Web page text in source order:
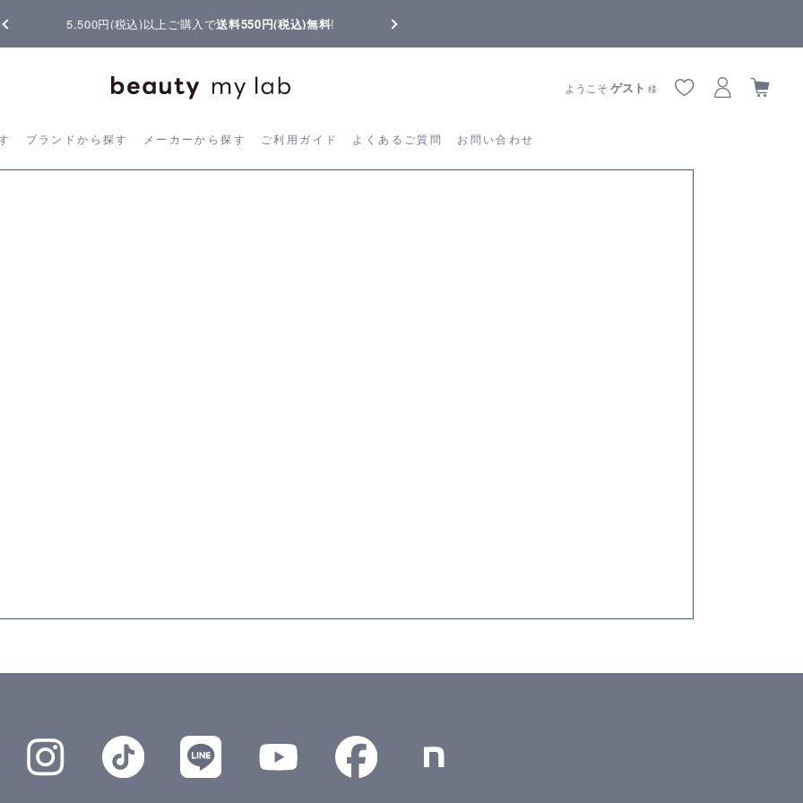
5,500円(税込)以上ご購入で送料550円(税込)無料!
ブランドから探す メーカーから探す ご利用ガイド よくあるご質問 お問い合わせ
ようこそゲスト 様
す ブランドから探す メーカーから探す ご利用ガイド よくあるご質問